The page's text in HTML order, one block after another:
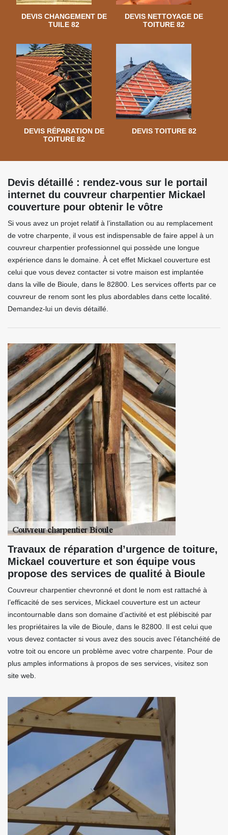
DEVIS CHANGEMENT DE
TUILE 82
DEVIS NETTOYAGE DE
TOITURE 82
DEVIS RÉPARATION DE
TOITURE 82
DEVIS TOITURE 82
Devis détaillé : rendez-vous sur le portail
internet du couvreur charpentier Mickael
couverture pour obtenir le vôtre
Si vous avez un projet relatif à l’installation ou au remplacement
de votre charpente, il vous est indispensable de faire appel à un
couvreur charpentier professionnel qui possède une longue
expérience dans le domaine. À cet effet Mickael couverture est
celui que vous devez contacter si votre maison est implantée
dans la ville de Bioule, dans le 82800. Les services offerts par ce
couvreur de renom sont les plus abordables dans cette localité.
Demandez-lui un devis détaillé.
Travaux de réparation d’urgence de toiture,
Mickael couverture et son équipe vous
propose des services de qualité à Bioule
Couvreur charpentier chevronné et dont le nom est rattaché à
l’efficacité de ses services, Mickael couverture est un acteur
incontournable dans son domaine d’activité et est plébiscité par
les propriétaires la vile de Bioule, dans le 82800. Il est celui que
vous devez contacter si vous avez des soucis avec l’étanchéité de
votre toit ou encore un problème avec votre charpente. Pour de
plus amples informations à propos de ses services, visitez son
site web.